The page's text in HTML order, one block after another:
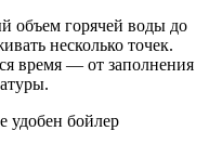
объем горячей воды до
несколько точек.
время — от заполнения
удобен бойлер